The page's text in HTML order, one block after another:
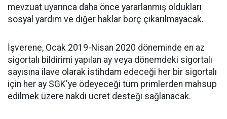
mevzuat uyarınca daha önce yararlanmış oldukları
sosyal yardım ve diğer haklar borç çıkarılmayacak.
İşverene, Ocak 2019-Nisan 2020 döneminde en az
sigortalı bildirimi yapılan ay veya dönemdeki sigortalı
sayısına ilave olarak istihdam edeceği her bir sigortalı
için her ay SGK'ye ödeyeceği tüm primlerden mahsup
edilmek üzere nakdi ücret desteği sağlanacak.